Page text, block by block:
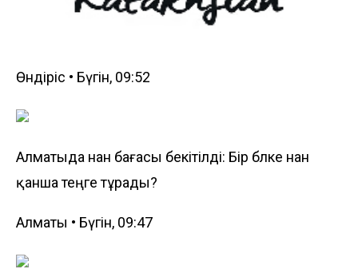
Өндіріс • Бүгін, 09:52
Алматыда нан бағасы бекітілді: Бір бөлке нан
қанша теңге тұрады?
Алматы • Бүгін, 09:47